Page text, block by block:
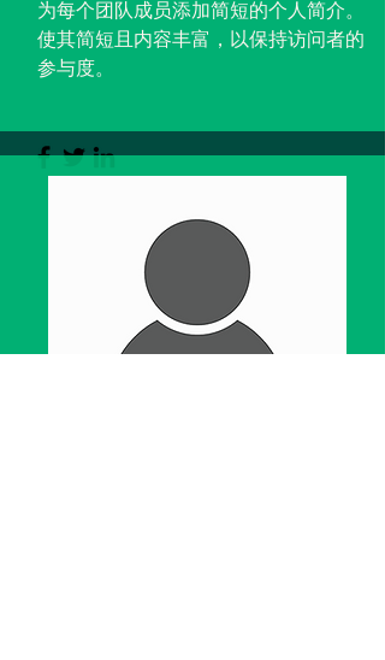
为每个团队成员添加简短的个人简介。
使其简短且内容丰富，以保持访问者的
参与度。